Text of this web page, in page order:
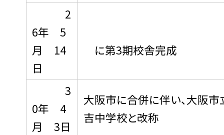
2
6年 5
月 14
日
に第3期校舎完成
3
0年 4
月 3日
大阪市に合併に伴い、大阪市
吉中学校と改称